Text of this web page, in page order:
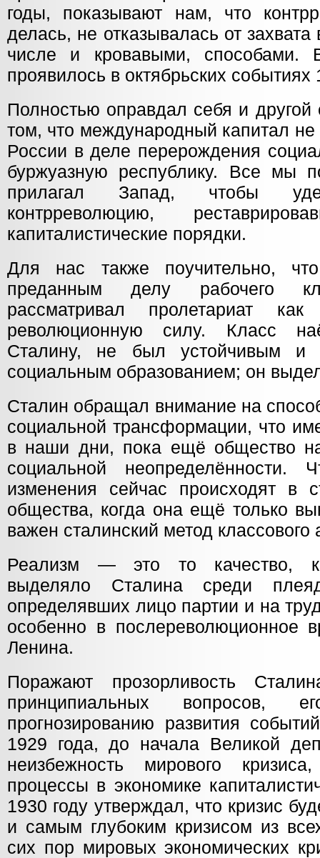
годы, показывают нам, что
делась, не отказывалась от
числе и кровавыми, способами.
проявилось в октябрьских событиях
Полностью оправдал себя и
том, что международный капитал не
России в деле перерождения
буржуазную республику. Все мы
прилагал Запад, чтобы
контрреволюцию,
капиталистические порядки.
Для нас также поучительно,
преданным делу рабочего
рассматривал пролетариат
революционную силу. Класс
Сталину, не был устойчивым и
социальным образованием; он
Сталин обращал внимание на
социальной трансформации, что
в наши дни, пока ещё общество
социальной неопределённости.
изменения сейчас происходят в
общества, когда она ещё только
важен сталинский метод классового
Реализм — это то качество,
выделяло Сталина среди
определявших лицо партии и на
особенно в послереволюционное
Ленина.
Поражают прозорливость
принципиальных вопросов,
прогнозированию развития
1929 года, до начала Великой
неизбежность мирового
процессы в экономике
1930 году утверждал, что кризис
и самым глубоким кризисом из
сих пор мировых экономических